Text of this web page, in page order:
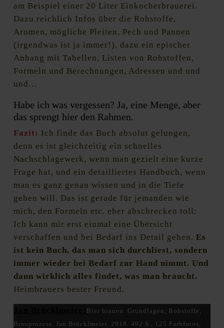
am Beispiel einer 20 Liter Einkocherbrauerei.
Dazu reichlich Infos über die Rohstoffe,
Aromen, mögliche Pleiten, Pech und Pannen
(irgendwas ist ja immer!), dazu ein epischer
Anhang mit Tabellen, Listen von Rohstoffen,
Formeln und Berechnungen, Adressen und und
und…
Habe ich was vergessen? Ja, eine Menge, aber
das sprengt hier den Rahmen.
Fazit: Ich finde das Buch absolut gelungen,
denn es ist gleichzeitig ein schnelles
Nachschlagewerk, wenn man gezielt eine kurze
Frage hat, und ein detailliertes Handbuch, wenn
man es ganz genau wissen und in die Tiefe
gehen will. Das ist gerade für jemanden wie
mich, den Formeln etc. eher abschrecken toll:
Ich kann mir erst einmal eine Übersicht
verschaffen und bei Bedarf ins Detail gehen. Es
ist kein Buch, das man sich durchliest, sondern
immer wieder bei Bedarf zur Hand nimmt. Und
dann wirklich alles findet, was man braucht.
Heimbrauers bester Freund.
Bier brauen. Grundlagen, Rohstoffe,
Brauprozess. Jan Brücklmeier. 2018. 492 S., 125 Farbfotos,